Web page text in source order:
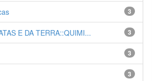
3
3
E DA TERRA::QUIMI...
3
3